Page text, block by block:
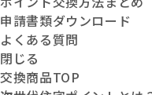
申請書類ダウンロード
よくある質問
閉じる
交換商品TOP